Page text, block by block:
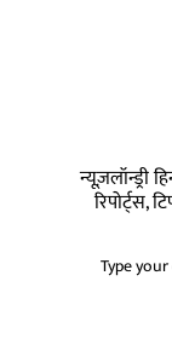
न्यूज़लॉन्ड्री
रिपोर्ट्स,